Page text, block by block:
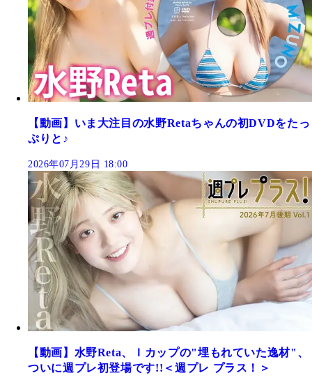
【動画】いま大注目の水野Retaちゃんの初DVDをたっ
ぷりと♪
2026年07月29日 18:00
【動画】水野Reta、Ｉカップの"埋もれていた逸材"、
ついに週プレ初登場です!!＜週プレ プラス！＞